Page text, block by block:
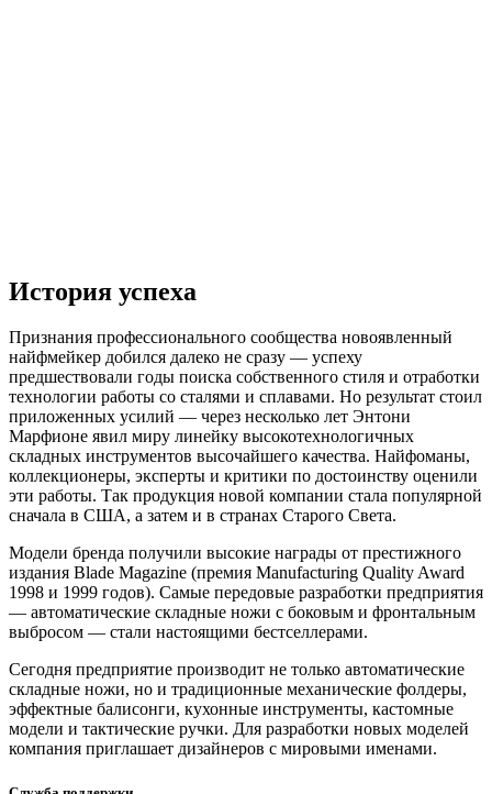
История успеха
Признания профессионального сообщества новоявленный
найфмейкер добился далеко не сразу — успеху
предшествовали годы поиска собственного стиля и отработки
технологии работы со сталями и сплавами. Но результат стоил
приложенных усилий — через несколько лет Энтони
Марфионе явил миру линейку высокотехнологичных
складных инструментов высочайшего качества. Найфоманы,
коллекционеры, эксперты и критики по достоинству оценили
эти работы. Так продукция новой компании стала популярной
сначала в США, а затем и в странах Старого Света.
Модели бренда получили высокие награды от престижного
издания Blade Magazine (премия Manufacturing Quality Award
1998 и 1999 годов). Самые передовые разработки предприятия
— автоматические складные ножи с боковым и фронтальным
выбросом — стали настоящими бестселлерами.
Сегодня предприятие производит не только автоматические
складные ножи, но и традиционные механические фолдеры,
эффектные балисонги, кухонные инструменты, кастомные
модели и тактические ручки. Для разработки новых моделей
компания приглашает дизайнеров с мировыми именами.